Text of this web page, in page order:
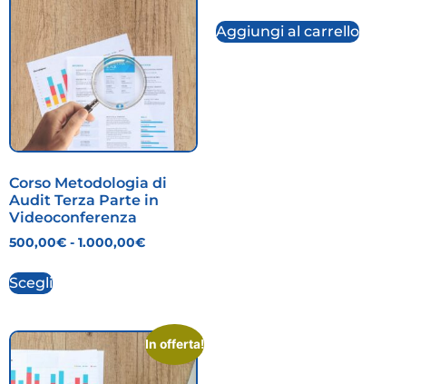
Corso Metodologia di
Audit Terza Parte in
Videoconferenza
500,00€ - 1.000,00€
Scegli
In offerta!
Aggiungi al carrello